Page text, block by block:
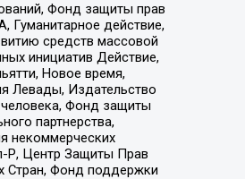
Фонд защиты прав
действие,
средств массовой
инициатив Действие,
Новое время,
Левады, Издательство
Фонд защиты
партнерства,
некоммерческих
Р, Центр Защиты Прав
Стран, Фонд поддержки